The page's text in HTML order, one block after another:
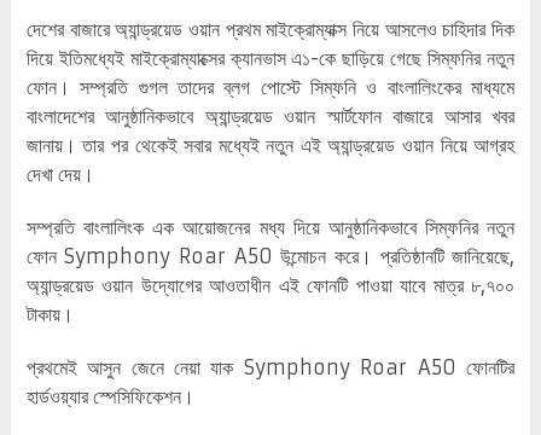
দেশের বাজারে অ্যান্ড্রয়েড ওয়ান প্রথম মাইক্রোম্যাক্স নিয়ে আসলেও চাহিদার দিক
দিয়ে ইতিমধ্যেই মাইক্রোম্যাক্সের ক্যানভাস এ১-কে ছাড়িয়ে গেছে সিম্ফনির নতুন
ফোন। সম্প্রতি গুগল তাদের ব্লগ পোস্টে সিম্ফনি ও বাংলালিংকের মাধ্যমে
বাংলাদেশের আনুষ্ঠানিকভাবে অ্যান্ড্রয়েড ওয়ান স্মার্টফোন বাজারে আসার খবর
জানায়। তার পর থেকেই সবার মধ্যেই নতুন এই অ্যান্ড্রয়েড ওয়ান নিয়ে আগ্রহ
দেখা দেয়।
সম্প্রতি বাংলালিংক এক আয়োজনের মধ্য দিয়ে আনুষ্ঠানিকভাবে সিম্ফনির নতুন
ফোন Symphony Roar A50 উন্মোচন করে। প্রতিষ্ঠানটি জানিয়েছে,
অ্যান্ড্রয়েড ওয়ান উদ্যোগের আওতাধীন এই ফোনটি পাওয়া যাবে মাত্র ৮,৭০০
টাকায়।
প্রথমেই আসুন জেনে নেয়া যাক Symphony Roar A50 ফোনটির
হার্ডওয়্যার স্পেসিফিকেশন।